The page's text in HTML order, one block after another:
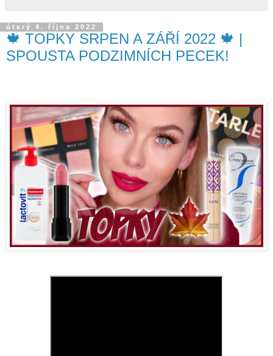
úterý 4. října 2022
🍁 TOPKY SRPEN A ZÁŘÍ 2022 🍁 |
SPOUSTA PODZIMNÍCH PECEK!